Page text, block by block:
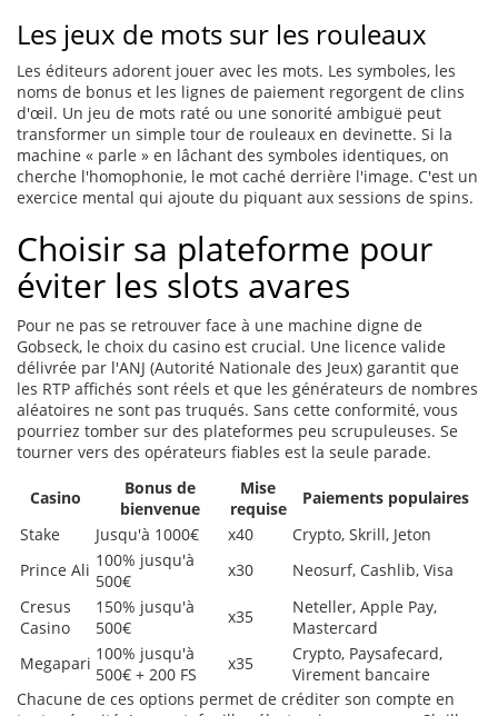
Les jeux de mots sur les rouleaux
Les éditeurs adorent jouer avec les mots. Les symboles, les
noms de bonus et les lignes de paiement regorgent de clins
d'œil. Un jeu de mots raté ou une sonorité ambiguë peut
transformer un simple tour de rouleaux en devinette. Si la
machine « parle » en lâchant des symboles identiques, on
cherche l'homophonie, le mot caché derrière l'image. C'est un
exercice mental qui ajoute du piquant aux sessions de spins.
Choisir sa plateforme pour
éviter les slots avares
Pour ne pas se retrouver face à une machine digne de
Gobseck, le choix du casino est crucial. Une licence valide
délivrée par l'ANJ (Autorité Nationale des Jeux) garantit que
les RTP affichés sont réels et que les générateurs de nombres
aléatoires ne sont pas truqués. Sans cette conformité, vous
pourriez tomber sur des plateformes peu scrupuleuses. Se
tourner vers des opérateurs fiables est la seule parade.
Casino
Bonus de
bienvenue
Mise
requise
Paiements populaires
Stake
Jusqu'à 1000€ x40
Crypto, Skrill, Jeton
Prince Ali 100% jusqu'à
500€
x30
Neosurf, Cashlib, Visa
Cresus
Casino
150% jusqu'à
500€
x35
Neteller, Apple Pay,
Mastercard
Megapari 100% jusqu'à
500€ + 200 FS
x35
Crypto, Paysafecard,
Virement bancaire
Chacune de ces options permet de créditer son compte en